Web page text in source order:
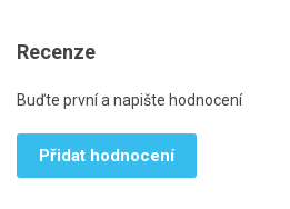
Recenze
Buďte první a napište hodnocení
Přidat hodnocení